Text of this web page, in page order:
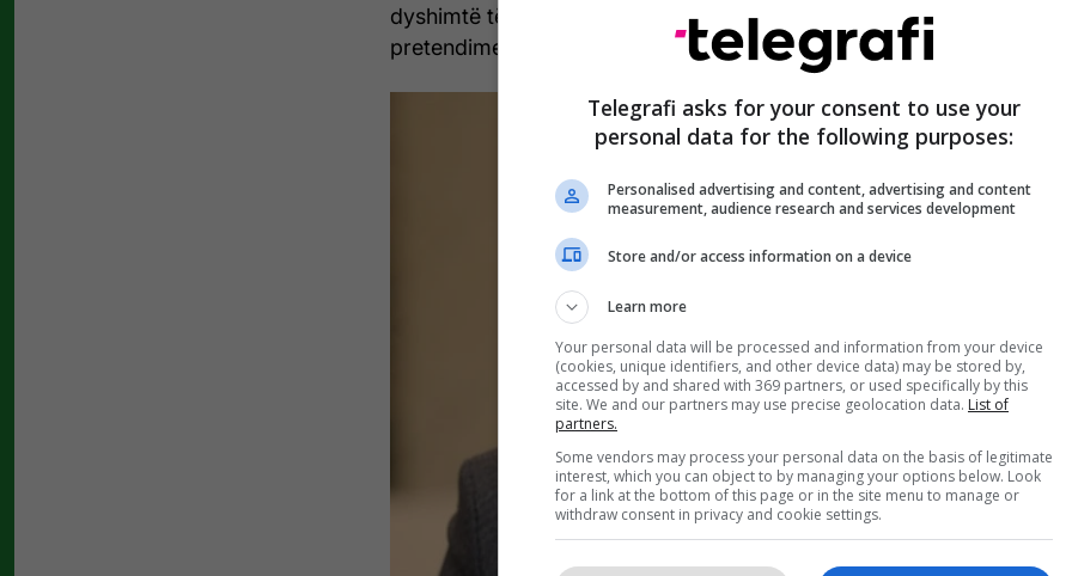
dyshimtë të buxhetit publik, kanë përhapur edhe një herë
pretendime të pabaza”, ka thënë fillimisht Zeqiri.
Telegrafi asks for your consent to use your
personal data for the following purposes:
Personalised advertising and content, advertising and content
measurement, audience research and services development
Store and/or access information on a device
Learn more
Your personal data will be processed and information from your device
(cookies, unique identifiers, and other device data) may be stored by,
accessed by and shared with 369 partners, or used specifically by this
site. We and our partners may use precise geolocation data. List of
partners.
Some vendors may process your personal data on the basis of legitimate
interest, which you can object to by managing your options below. Look
for a link at the bottom of this page or in the site menu to manage or
withdraw consent in privacy and cookie settings.